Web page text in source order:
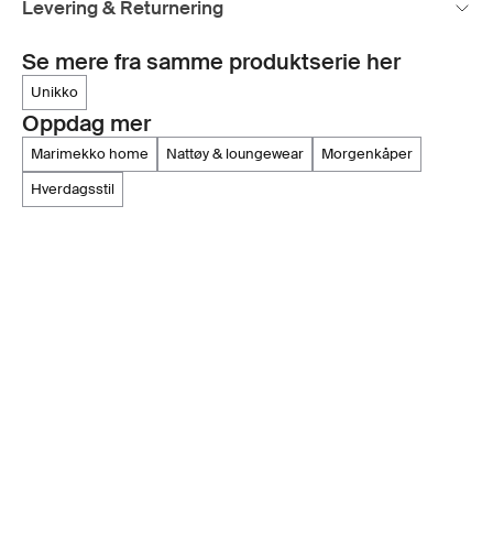
Levering & Returnering
Se mere fra samme produktserie her
unikko
Oppdag mer
marimekko home nattøy & loungewear
morgenkåper
hverdagsstil